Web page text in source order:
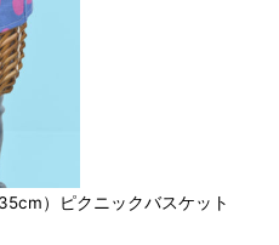
）ピクニックバスケット